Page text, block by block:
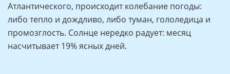
Атлантического, происходит колебание погоды:
либо тепло и дождливо, либо туман, гололедица и
промозглость. Солнце нередко радует: месяц
насчитывает 19% ясных дней.